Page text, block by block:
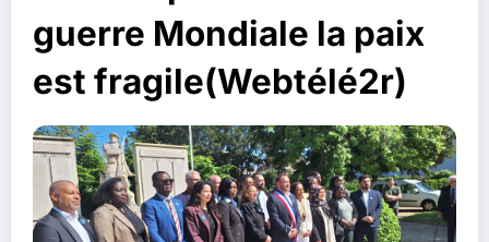
guerre Mondiale la paix
est fragile(Webtélé2r)